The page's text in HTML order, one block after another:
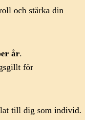
och stärka din
år.
för
till dig som individ.